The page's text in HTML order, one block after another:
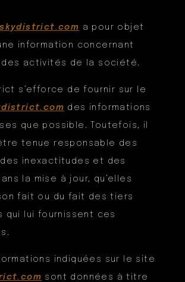
a pour objet
information concernant
des activités de la société.
s’efforce de fournir sur le
des informations
que possible. Toutefois, il
tenue responsable des
des inexactitudes et des
la mise à jour, qu’elles
fait ou du fait des tiers
qui lui fournissent ces
indiquées sur le site
sont données à titre